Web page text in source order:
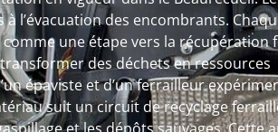
à l’évacuation des encombrants.
une étape vers la récupération
des déchets en ressources
épaviste et d’un ferrailleur
suit un circuit de recyclage